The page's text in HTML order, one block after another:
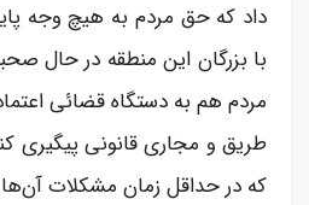
داد که حق مردم به هیچ وجه
با بزرگان این منطقه در حال
مردم هم به دستگاه قضائی
طریق و مجاری قانونی پیگیری
که در حداقل زمان مشکلات آن‌ها